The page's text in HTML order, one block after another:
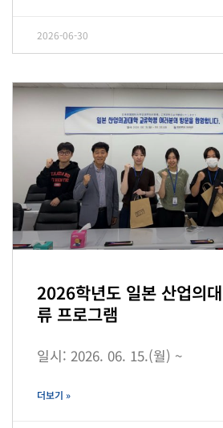
2026-06-30
2026학년도 일본 산업의
류 프로그램
일시: 2026. 06. 15.(월) ~
더보기 »